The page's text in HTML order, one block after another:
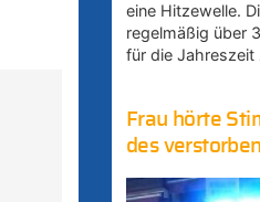
eine Hitzewelle.
regelmäßig über
für die Jahreszeit
Frau hörte
des